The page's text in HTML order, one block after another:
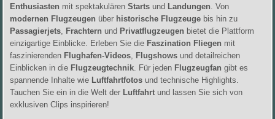
Enthusiasten mit spektakulärenStarts und Landungen . Von
modernen Flugzeugen über historische Flugzeuge bis hin zu
Passagierjets Frachtern und Privatflugzeugen bietet die Plattform
einzigartige Einblicke. Erleben Sie die Faszination Fliegen mit
faszinierenden Flughafen-Videos Flugshows und detailreichen
Einblicken in die Flugzeugtechnik . Für jeden Flugzeugfan gibt es
spannende Inhalte wie Luftfahrtfotos und technische Highlights.
Tauchen Sie ein in die Welt der Luftfahrt und lassen Sie sich von
exklusiven Clips inspirieren!